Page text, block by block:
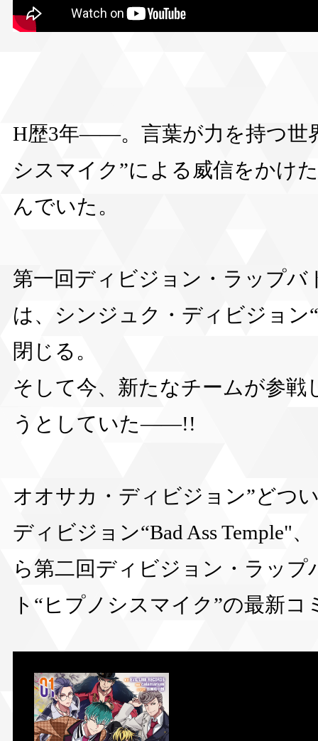
H歴3年――。言葉が力を持つ世
シスマイク”による威信をかけ
んでいた。
第一回ディビジョン・ラップバ
は、シンジュク・ディビジョン
閉じる。
そして今、新たなチームが参戦
うとしていた――!!
オオサカ・ディビジョン”どつ
ディビジョン“Bad Ass Temple"
ら第二回ディビジョン・ラッ
ト“ヒプノシスマイク”の最新コ